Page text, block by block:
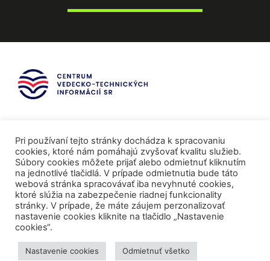
Mediálni partneri
Pri používaní tejto stránky dochádza k spracovaniu
cookies, ktoré nám pomáhajú zvyšovať kvalitu služieb.
Súbory cookies môžete prijať alebo odmietnuť kliknutím
na jednotlivé tlačidlá. V prípade odmietnutia bude táto
webová stránka spracovávať iba nevyhnuté cookies,
ktoré slúžia na zabezpečenie riadnej funkcionality
stránky. V prípade, že máte záujem perzonalizovať
nastavenie cookies kliknite na tlačidlo „Nastavenie
cookies“.
Nastavenie cookies Odmietnuť všetko